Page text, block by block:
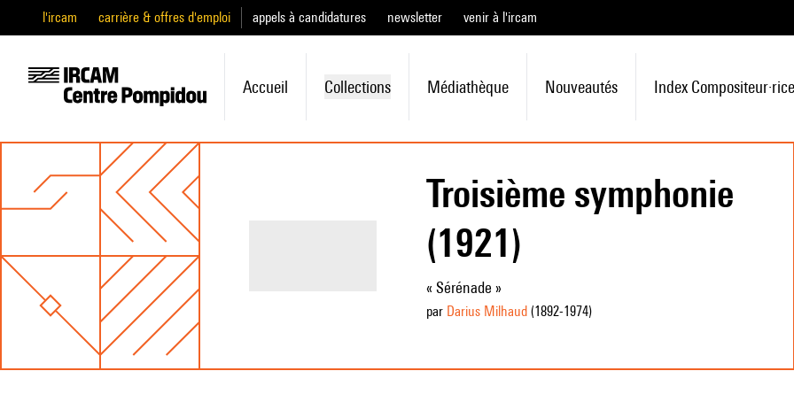
l'ircam carrière & offres d'emploi appels à candidatures newsletter venir à l'ircam
Accueil Collections Médiathèque Nouveautés Index Compositeur·rice
Troisième symphonie
(1921)
« Sérénade »
par Darius Milhaud(1892-1974)